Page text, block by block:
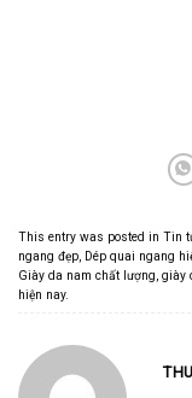
This entry was posted in Tin
ngang đẹp, Dép quai ngang
Giày da nam chất lượng, giày
hiện nay.